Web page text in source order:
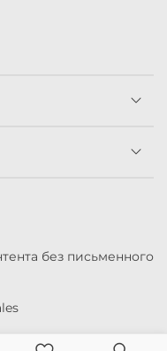
без письменного